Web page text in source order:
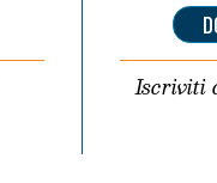
Iscriviti